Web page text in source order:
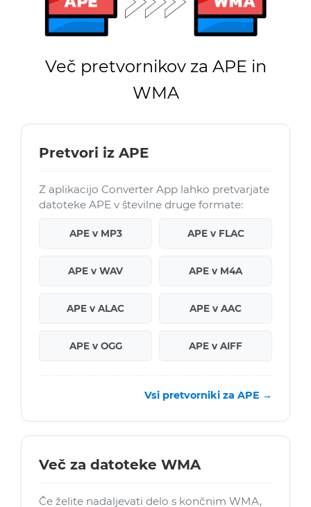
Več pretvornikov za APE in
WMA
Pretvori iz APE
Z aplikacijo Converter App lahko pretvarjate
datoteke APE v številne druge formate:
APE v MP3 APE v FLAC
APE v WAV APE v M4A
APE v ALAC APE v AAC
APE v OGG APE v AIFF
Vsi pretvorniki za APE →
Več za datoteke WMA
Če želite nadaljevati delo s končnim WMA,